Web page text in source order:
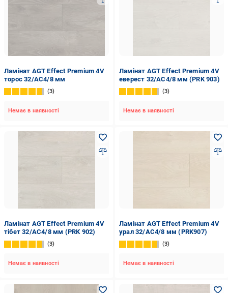
Ламінат AGT Effect Premium 4V
торос 32/АС4/8 мм
3
Немає в наявності
Ламінат AGT Effect Premium 4V
еверест 32/АС4/8 мм (PRK 903)
3
Немає в наявності
Ламінат AGT Effect Premium 4V
тібет 32/АС4/8 мм (PRK 902)
3
Немає в наявності
Ламінат AGT Effect Premium 4V
урал 32/АС4/8 мм (PRK907)
3
Немає в наявності